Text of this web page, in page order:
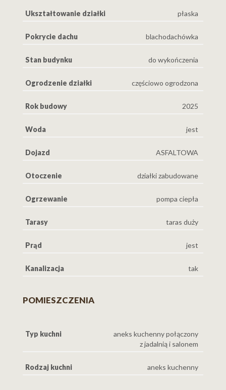
• Przestronny salon z aneksem kuchennym – 47,5 m²
• Garaż – 18 m²
Piętro
• Pokój – 17,1 m²
• Pokój kąpielowy – 17,8 m²
• Pokój – 17 m²
• Komunikacja – 6,1 m²
Ukształtowanie działki płaska
Pokrycie dachu blachodachówka
Stan budynku do wykończenia
Ogrodzenie działki częściowo ogrodzona
Rok budowy 2025
Woda jest
Dojazd ASFALTOWA
Otoczenie działki zabudowane
Ogrzewanie pompa ciepła
Tarasy taras duży
Prąd jest
Kanalizacja tak
POMIESZCZENIA
Typ kuchni
aneks kuchenny połączony
z jadalnią i salonem
Rodzaj kuchni aneks kuchenny